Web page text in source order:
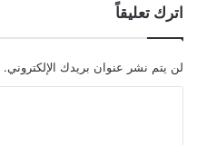
اترك تعليقاً
لن يتم نشر عنوان بريدك الإلكتروني.